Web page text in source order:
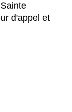
d'appel et